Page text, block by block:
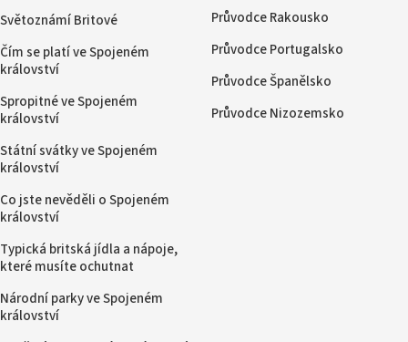
Světoznámí Britové
Čím se platí ve Spojeném
království
Spropitné ve Spojeném
království
Státní svátky ve Spojeném
království
Co jste nevěděli o Spojeném
království
Typická britská jídla a nápoje,
které musíte ochutnat
Národní parky ve Spojeném
království
Průvodce Rakousko
Průvodce Portugalsko
Průvodce Španělsko
Průvodce Nizozemsko